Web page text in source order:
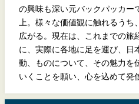
の興味も深い元バックパッカー
上。様々な価値観に触れるう
広がる。現在は、これまでの旅
に、実際に各地に足を運び、日
動、ものについて、その魅力を
いくことを願い、心を込めて発